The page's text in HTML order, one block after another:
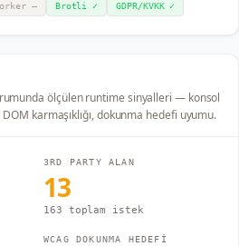
— Brotli✓ GDPR/KVKK✓
ölçülen runtime sinyalleri — konsol
karmaşıklığı, dokunma hedefi uyumu.
3RD PARTY ALAN
13
163 toplam istek
WCAG DOKUNMA HEDEFİ